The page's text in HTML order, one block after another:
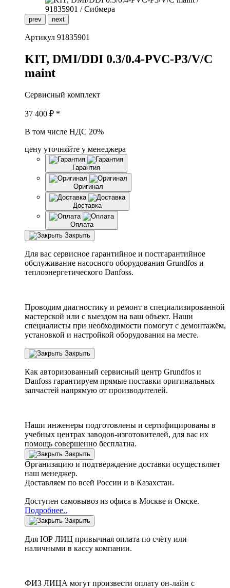
prev next
Артикул 91835901
KIT, DMI/DDI 0.3/0.4-PVC-P3/V/C
maint
Сервисный комплект
37 400 ₽ *
В том числе НДС 20%
цену уточняйте у менеджера
Гарантия
Оригинал
Доставка
Оплата
Закрыть
Для вас сервисное гарантийное и постгарантийное
обслуживание насосного оборудования Grundfos и
теплоэнергетического Danfoss.
Проводим диагностику и ремонт в специализированной
мастерской или с выездом на ваш объект. Наши
специалисты при необходимости помогут с демонтажём,
установкой и настройкой оборудования на месте.
Закрыть
Как авторизованный сервисный центр Grundfos и
Danfoss гарантируем прямые поставки оригинальных
запчастей напрямую от производителей.
Наши инженеры подготовлены и сертифицированы в
учебных центрах заводов-изготовителей, для вас их
помощь совершенно бесплатна.
Закрыть
Организацию и подтверждение доставки осуществляет
наш менеджер.
Доставляем по всей России и в Казахстан.
Доступен самовывоз из офиса в Москве и Омске.
Подробнее..
Закрыть
Для ЮР ЛИЦ привычная оплата по счёту или
наличными в кассу компании.
ФИЗ ЛИЦА могут произвести оплату он-лайн с